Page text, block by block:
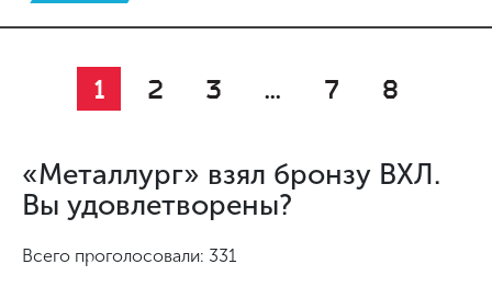
1 2 3 ... 7 8
«Металлург» взял бронзу ВХЛ.
Вы удовлетворены?
Всего проголосовали: 331